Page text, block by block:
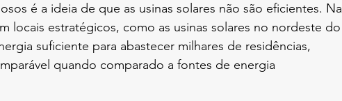
é a ideia de que as usinas solares não são eficientes. Na
locais estratégicos, como as usinas solares no nordeste do
suficiente para abastecer milhares de residências,
quando comparado a fontes de energia